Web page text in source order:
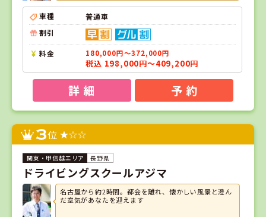
車種
普通車
割引
料金 180,000円～372,000円
税込 198,000円～409,200円
詳 細 予 約
3位
長野県
ドライビングスクールアジマ
名古屋から約2時間。都会を離れ、懐かしい風景と澄ん
だ空気があなたを迎えます